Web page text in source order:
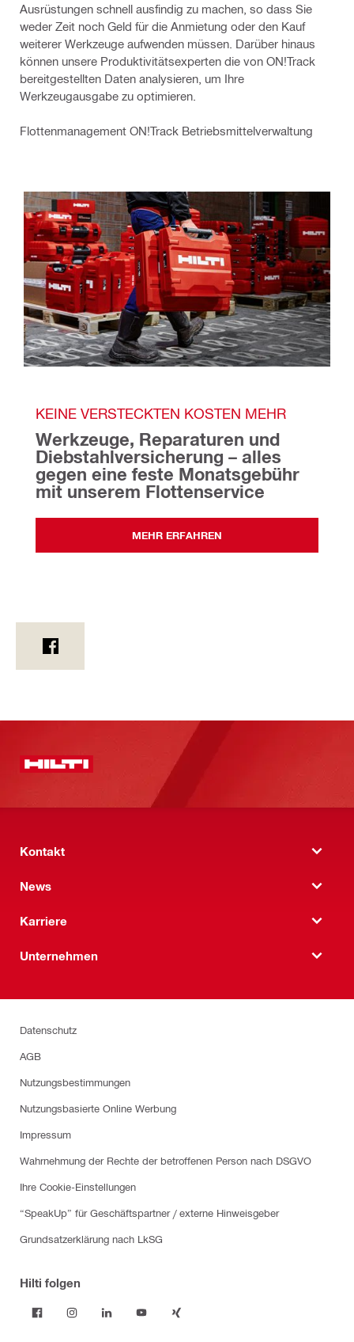
Ausrüstungen schnell ausfindig zu machen, so dass Sie
weder Zeit noch Geld für die Anmietung oder den Kauf
weiterer Werkzeuge aufwenden müssen. Darüber hinaus
können unsere Produktivitätsexperten die von ON!Track
bereitgestellten Daten analysieren, um Ihre
Werkzeugausgabe zu optimieren.
Flottenmanagement ON!Track Betriebsmittelverwaltung
KEINE VERSTECKTEN KOSTEN MEHR
Werkzeuge, Reparaturen und
Diebstahlversicherung – alles
gegen eine feste Monatsgebühr
mit unserem Flottenservice
MEHR ERFAHREN
Kontakt
News
Karriere
Unternehmen
Datenschutz
AGB
Nutzungsbestimmungen
Nutzungsbasierte Online Werbung
Impressum
Wahrnehmung der Rechte der betroffenen Person nach DSGVO
Ihre Cookie-Einstellungen
“SpeakUp” für Geschäftspartner / externe Hinweisgeber
Grundsatzerklärung nach LkSG
Hilti folgen